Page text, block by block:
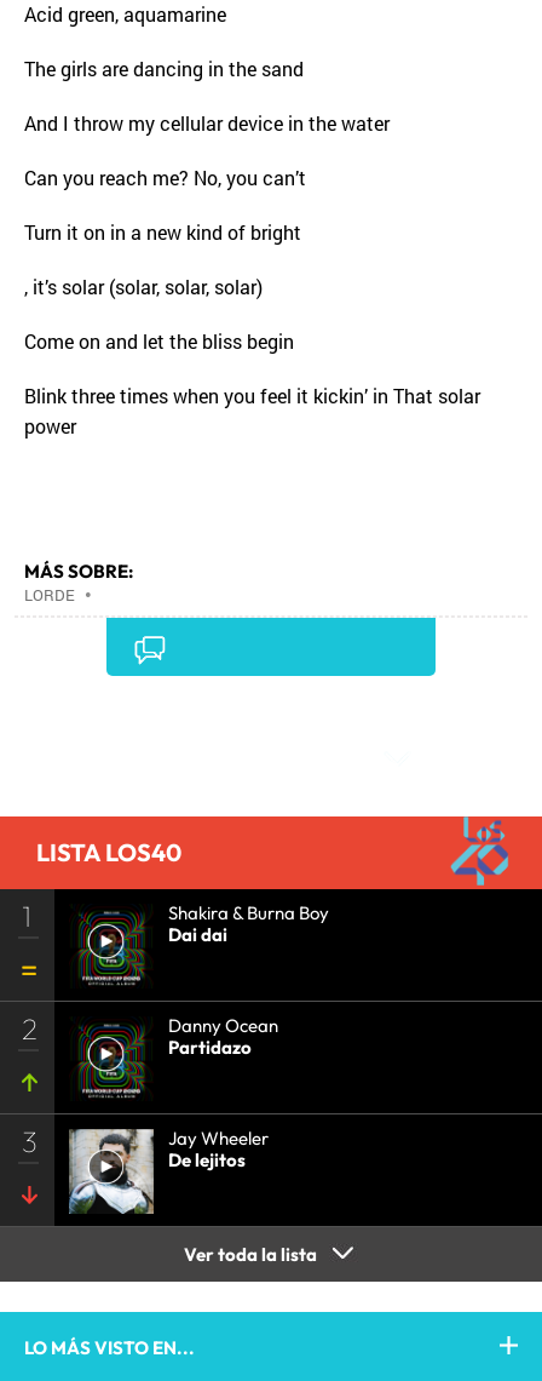
Acid green, aquamarine
The girls are dancing in the sand
And I throw my cellular device in the water
Can you reach me? No, you can’t
Turn it on in a new kind of bright
, it’s solar (solar, solar, solar)
Come on and let the bliss begin
Blink three times when you feel it kickin’ in That solar
power
MÁS SOBRE:
LORDE •
LISTA LOS40
1
Shakira & Burna Boy
Dai dai
2
Danny Ocean
Partidazo
3
Jay Wheeler
De lejitos
Ver toda la lista
LO MÁS VISTO EN...